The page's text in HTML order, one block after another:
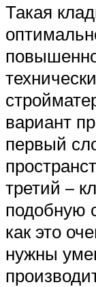
Такая
вариант
первый
третий –
подобную
как это
нужны